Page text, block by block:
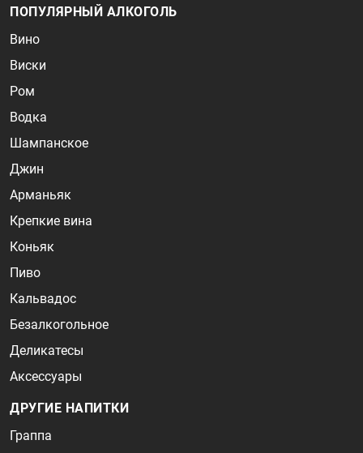
ПОПУЛЯРНЫЙ АЛКОГОЛЬ
Вино
Виски
Ром
Водка
Шампанское
Джин
Арманьяк
Крепкие вина
Коньяк
Пиво
Кальвадос
Безалкогольное
Деликатесы
Аксессуары
ДРУГИЕ НАПИТКИ
Граппа